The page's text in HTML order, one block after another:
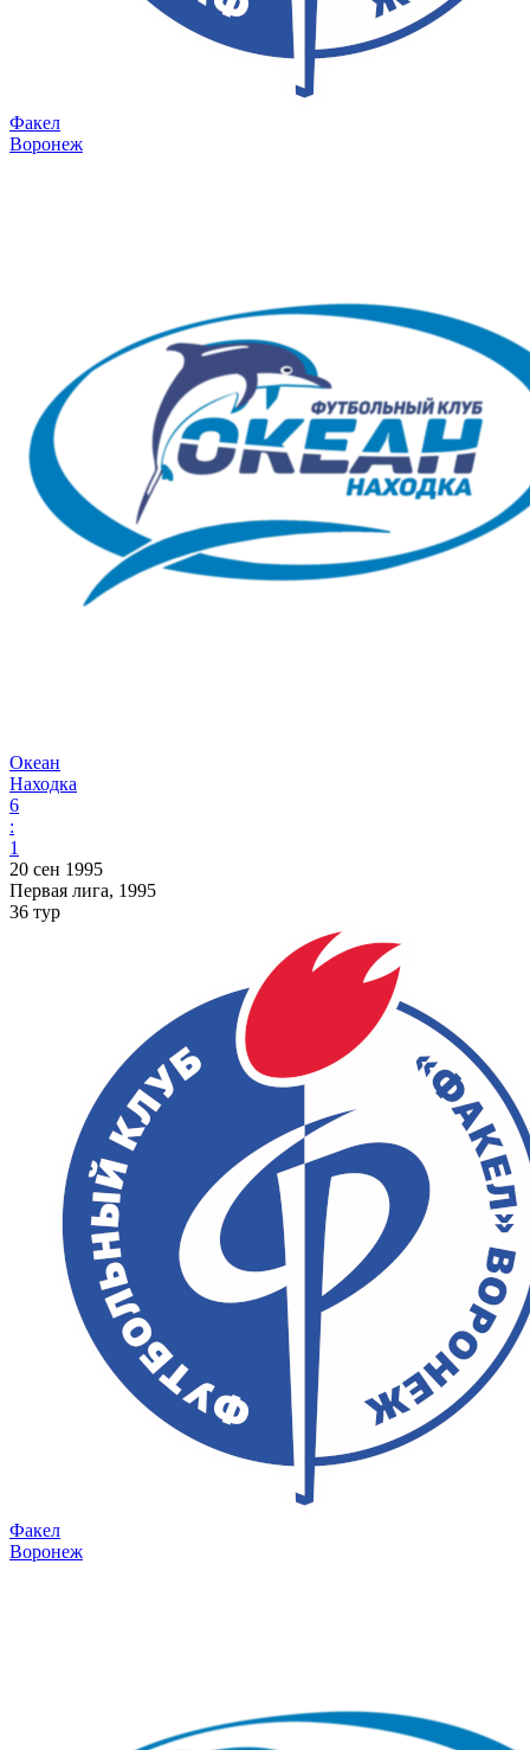
Факел
Воронеж
Океан
Находка
6
:
1
20 сен 1995
Первая лига, 1995
36 тур
Факел
Воронеж